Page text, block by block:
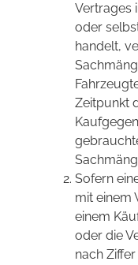
Vertrages
oder
handelt,
Zeitpunkt
Sofern
mit einem
einem
oder die
nach